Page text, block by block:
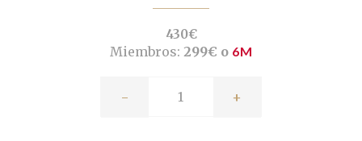
430€
Miembros: 299€ o 6M
- +